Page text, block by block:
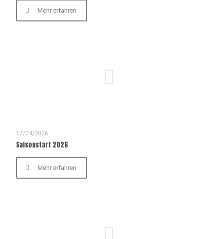
Mehr erfahren
17/04/2026
Saisonstart 2026
Mehr erfahren